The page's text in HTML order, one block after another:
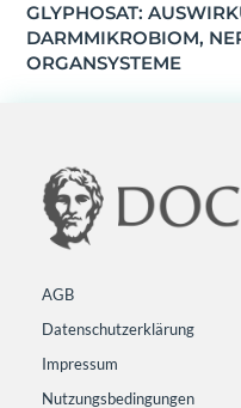
GLYPHOSAT:
DARMMIKROBIOM,
ORGANSYSTEME
AGB
Datenschutzerklärung
Impressum
Nutzungsbedingungen